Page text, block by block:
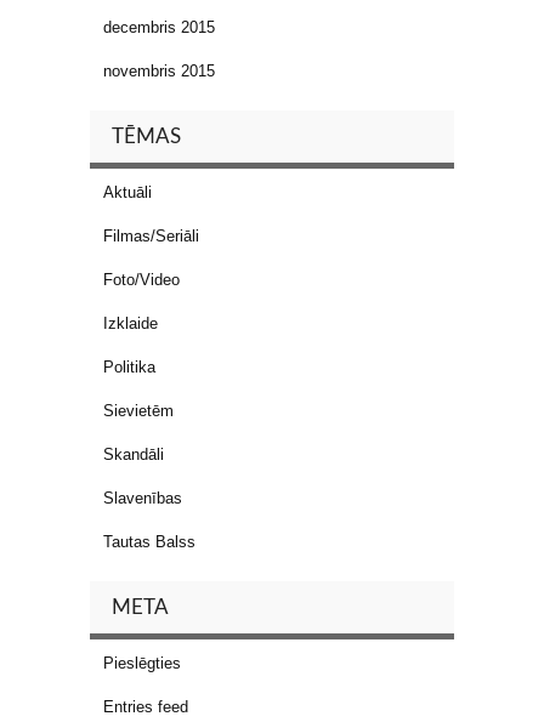
decembris 2015
novembris 2015
TĒMAS
Aktuāli
Filmas/Seriāli
Foto/Video
Izklaide
Politika
Sievietēm
Skandāli
Slavenības
Tautas Balss
META
Pieslēgties
Entries feed